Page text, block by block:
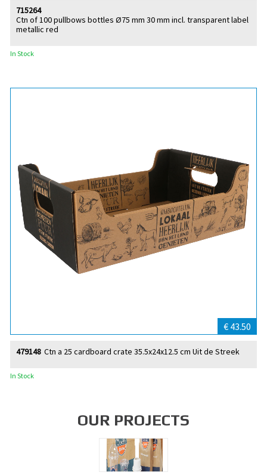
Ctn of 100 pullbows bottles Ø75 mm 30 mm incl. transparent label
metallic red
715264
In Stock
€ 43.50
Ctn a 25 cardboard crate 35.5x24x12.5 cm Uit de Streek
479148
In Stock
OUR PROJECTS